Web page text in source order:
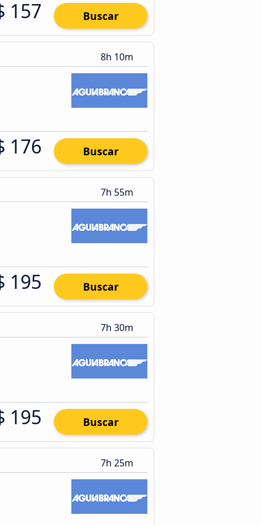
157 Buscar
8h 10m
176 Buscar
7h 55m
195 Buscar
7h 30m
195 Buscar
7h 25m